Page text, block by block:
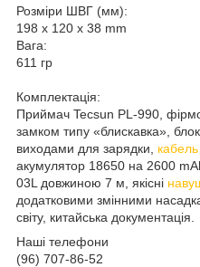
Розміри ШВГ (мм):
198 x 120 x 38 mm
Вага:
611 гр
Комплектація:
Приймач Tecsun PL-990,
замком типу «блискавка»,
виходами для зарядки, кабель
акумулятор 18650 на 2600
03L довжиною 7 м, якісні
додатковими змінними
світу, китайська документація.
Наші телефони
(96) 707-86-52